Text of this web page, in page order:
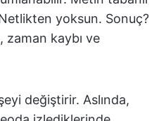
yoksun. Sonuç?
zaman kaybı ve
değiştirir. Aslında,